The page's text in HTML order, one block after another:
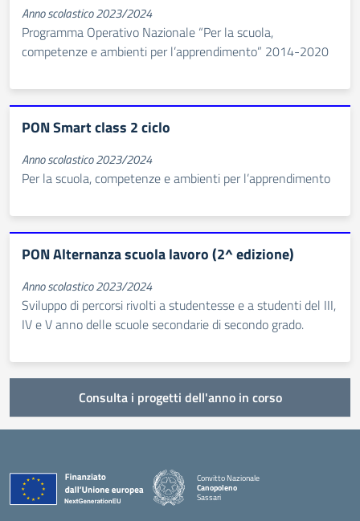
Anno scolastico 2023/2024
Programma Operativo Nazionale “Per la scuola,
competenze e ambienti per l’apprendimento” 2014-2020
PON Smart class 2 ciclo
Anno scolastico 2023/2024
Per la scuola, competenze e ambienti per l’apprendimento
PON Alternanza scuola lavoro (2^ edizione)
Anno scolastico 2023/2024
Sviluppo di percorsi rivolti a studentesse e a studenti del III,
IV e V anno delle scuole secondarie di secondo grado.
Consulta i progetti dell'anno in corso
Convitto Nazionale
Canopoleno
Sassari